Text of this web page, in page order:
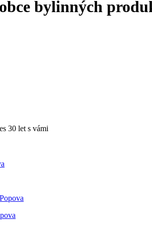
bylinných
30 let s vámi